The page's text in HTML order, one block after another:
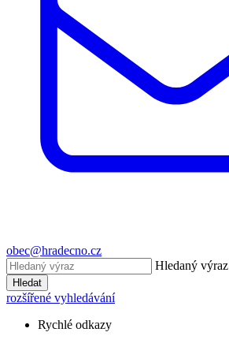
obec@hradecno.cz
Hledaný výraz
Hledat
rozšířené vyhledávání
Rychlé odkazy